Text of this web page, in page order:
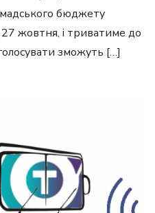
бюджету
27 жовтня, і триватиме до
зможуть […]